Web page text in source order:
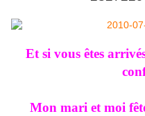
Et si vous êtes
Mon mari et moi